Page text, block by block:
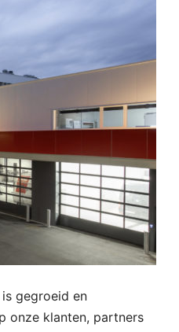
gegroeid en
onze klanten, partners